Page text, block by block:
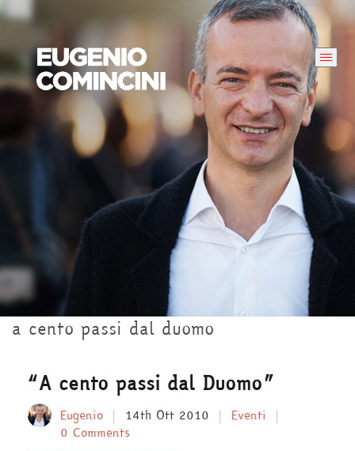
a cento passi dal duomo
“A cento passi dal Duomo”
Eugenio 14th Ott 2010
Eventi
0 Comments